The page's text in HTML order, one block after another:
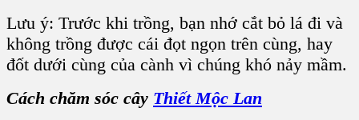
Lưu ý: Trước khi trồng, bạn nhớ cắt bỏ lá đi và
không trồng được cái đọt ngọn trên cùng, hay
đốt dưới cùng của cành vì chúng khó nảy mầm.
Cách chăm sóc cây Thiết Mộc Lan